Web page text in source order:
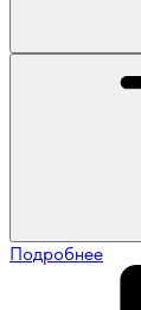
Подробнее